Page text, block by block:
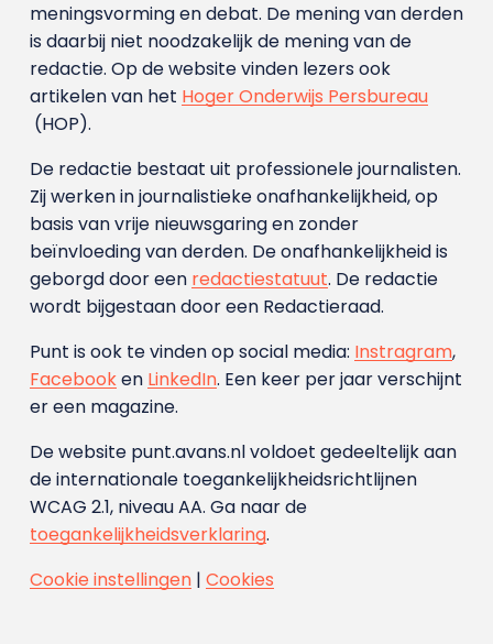
meningsvorming en debat. De mening van derden
is daarbij niet noodzakelijk de mening van de
redactie. Op de website vinden lezers ook
artikelen van het Hoger Onderwijs Persbureau
(HOP).
De redactie bestaat uit professionele journalisten.
Zij werken in journalistieke onafhankelijkheid, op
basis van vrije nieuwsgaring en zonder
beïnvloeding van derden. De onafhankelijkheid is
geborgd door een redactiestatuut. De redactie
wordt bijgestaan door een Redactieraad.
Punt is ook te vinden op social media: Instragram,
Facebooken LinkedIn. Een keer per jaar verschijnt
er een magazine.
De website punt.avans.nl voldoet gedeeltelijk aan
de internationale toegankelijkheidsrichtlijnen
WCAG 2.1, niveau AA. Ga naar de
toegankelijkheidsverklaring.
Cookie instellingen| Cookies